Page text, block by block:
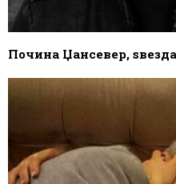
Почина Џансевер,